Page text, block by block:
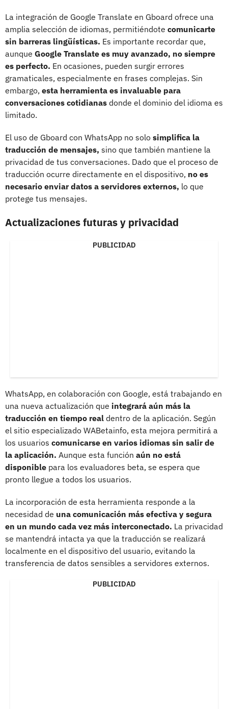
La integración de Google Translate en Gboard ofrece una
amplia selección de idiomas, permitiéndote comunicarte
sin barreras lingüísticas. Es importante recordar que,
aunque Google Translate es muy avanzado, no siempre
es perfecto. En ocasiones, pueden surgir errores
gramaticales, especialmente en frases complejas. Sin
embargo, esta herramienta es invaluable para
conversaciones cotidianas donde el dominio del idioma es
limitado.
El uso de Gboard con WhatsApp no solo simplifica la
traducción de mensajes, sino que también mantiene la
privacidad de tus conversaciones. Dado que el proceso de
traducción ocurre directamente en el dispositivo, no es
necesario enviar datos a servidores externos, lo que
protege tus mensajes.
Actualizaciones futuras y privacidad
PUBLICIDAD
WhatsApp, en colaboración con Google, está trabajando en
una nueva actualización que integrará aún más la
traducción en tiempo real dentro de la aplicación. Según
el sitio especializado WABetainfo, esta mejora permitirá a
los usuarios comunicarse en varios idiomas sin salir de
la aplicación. Aunque esta función aún no está
disponible para los evaluadores beta, se espera que
pronto llegue a todos los usuarios.
La incorporación de esta herramienta responde a la
necesidad de una comunicación más efectiva y segura
en un mundo cada vez más interconectado. La privacidad
se mantendrá intacta ya que la traducción se realizará
localmente en el dispositivo del usuario, evitando la
transferencia de datos sensibles a servidores externos.
PUBLICIDAD